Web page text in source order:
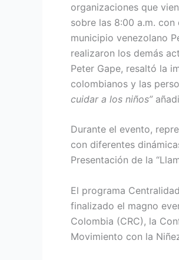
organizaciones que
sobre las 8:00 a.m.
municipio venezolano
realizaron los demás
Peter Gape, resaltó la
colombianos y las
cuidar a los niños”
Durante el evento,
con diferentes
Presentación de la
El programa
finalizado el magno
Colombia (CRC), la
Movimiento con la